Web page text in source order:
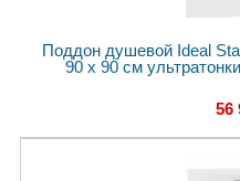
Поддон душевой Ideal
90 x 90 см
56